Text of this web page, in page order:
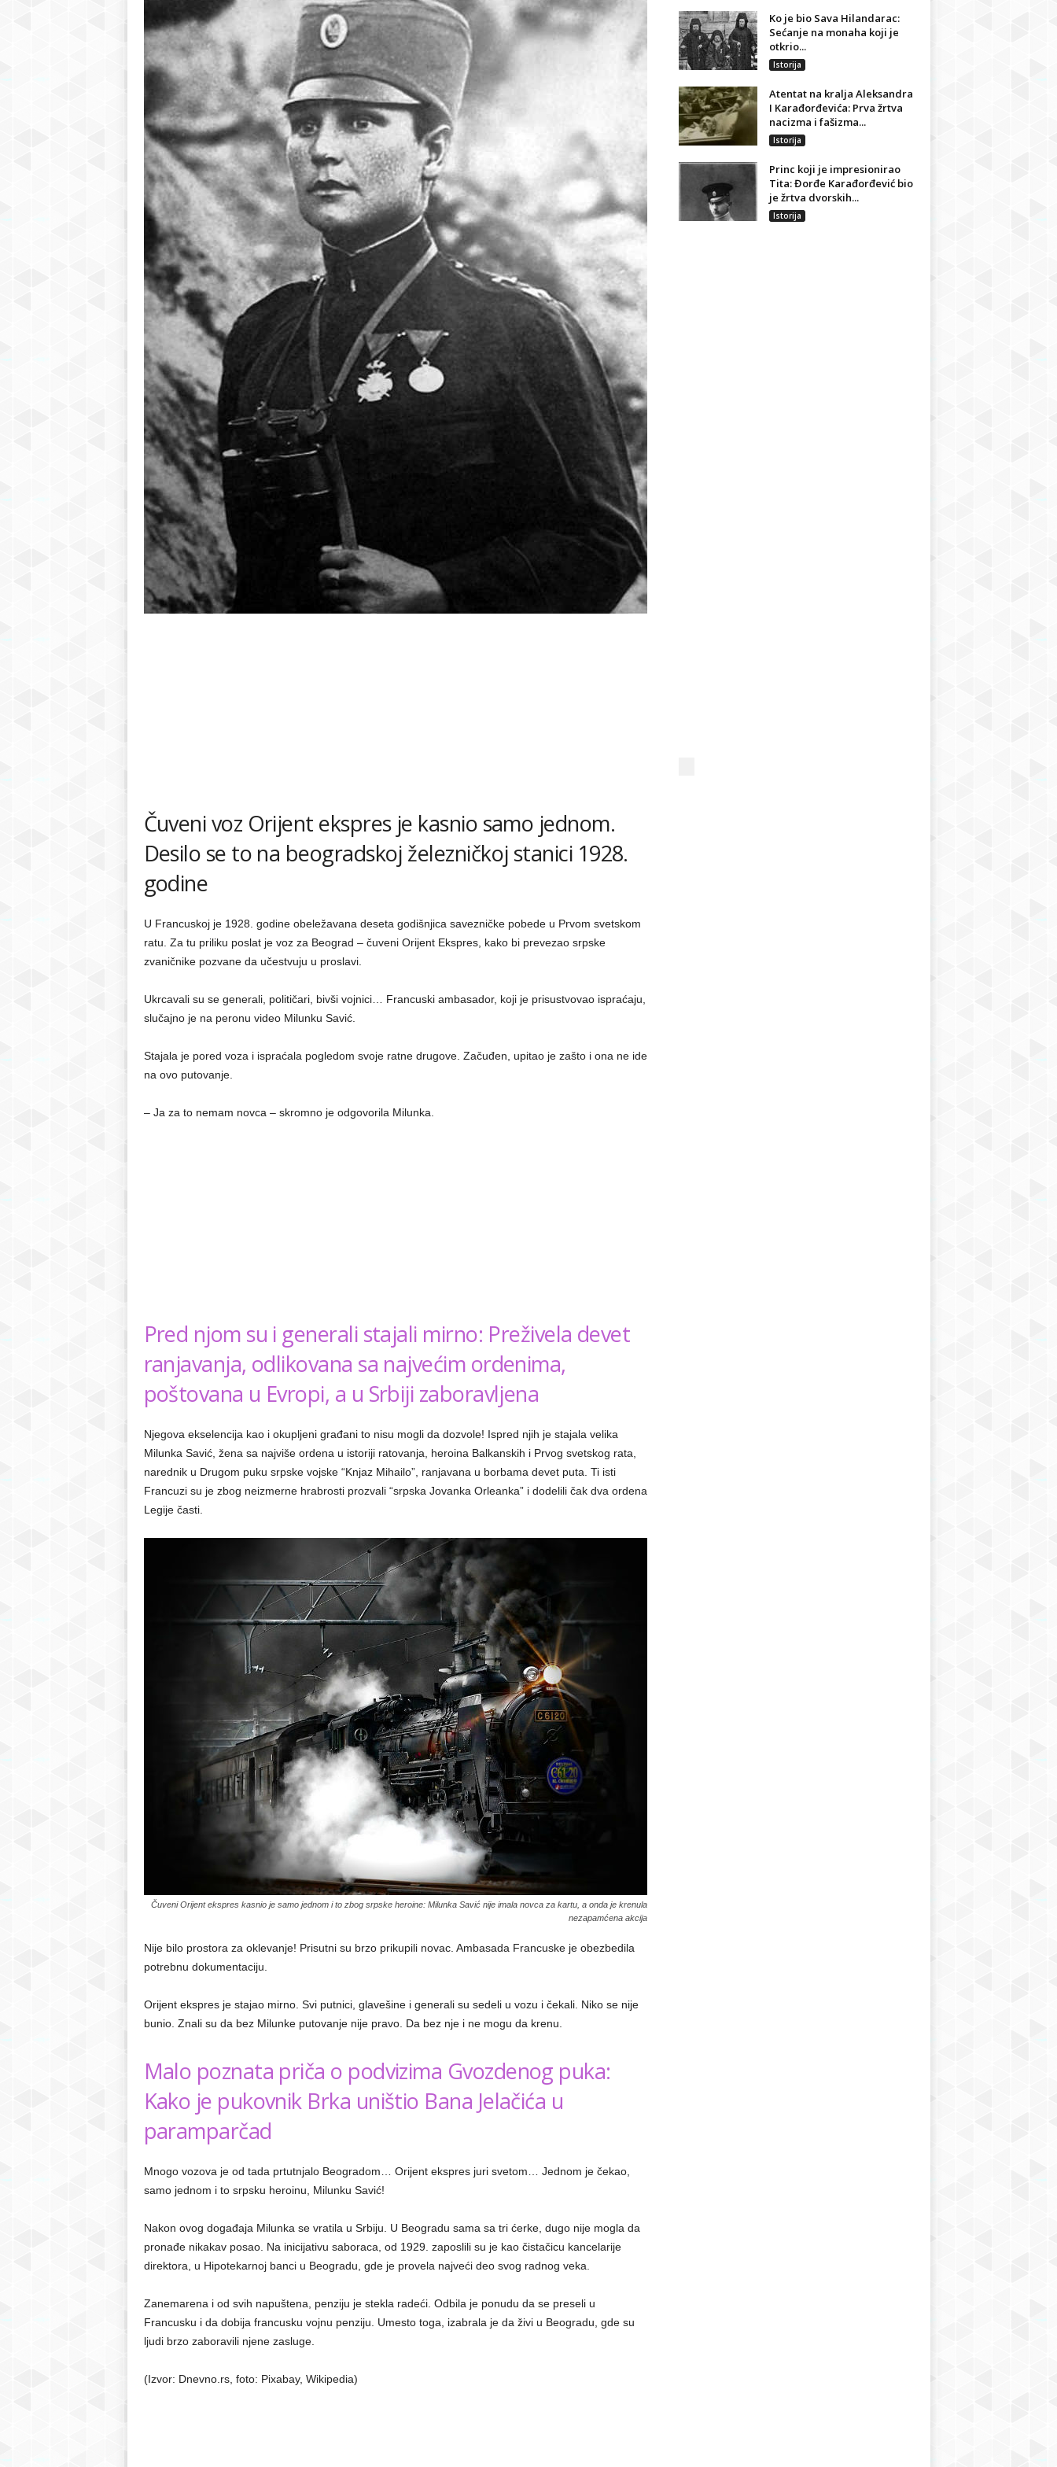
Čuveni voz Orijent ekspres je kasnio samo jednom.
Desilo se to na beogradskoj železničkoj stanici 1928.
godine
U Francuskoj je 1928. godine obeležavana deseta godišnjica savezničke pobede u Prvom svetskom
ratu. Za tu priliku poslat je voz za Beograd – čuveni Orijent Ekspres, kako bi prevezao srpske
zvaničnike pozvane da učestvuju u proslavi.
Ukrcavali su se generali, političari, bivši vojnici… Francuski ambasador, koji je prisustvovao ispraćaju,
slučajno je na peronu video Milunku Savić.
Stajala je pored voza i ispraćala pogledom svoje ratne drugove. Začuđen, upitao je zašto i ona ne ide
na ovo putovanje.
– Ja za to nemam novca – skromno je odgovorila Milunka.
Pred njom su i generali stajali mirno: Preživela devet
ranjavanja, odlikovana sa najvećim ordenima,
poštovana u Evropi, a u Srbiji zaboravljena
Njegova ekselencija kao i okupljeni građani to nisu mogli da dozvole! Ispred njih je stajala velika
Milunka Savić, žena sa najviše ordena u istoriji ratovanja, heroina Balkanskih i Prvog svetskog rata,
narednik u Drugom puku srpske vojske “Knjaz Mihailo”, ranjavana u borbama devet puta. Ti isti
Francuzi su je zbog neizmerne hrabrosti prozvali “srpska Jovanka Orleanka” i dodelili čak dva ordena
Legije časti.
Čuveni Orijent ekspres kasnio je samo jednom i to zbog srpske heroine: Milunka Savić nije imala novca za kartu, a onda je krenula
nezapamćena akcija
Nije bilo prostora za oklevanje! Prisutni su brzo prikupili novac. Ambasada Francuske je obezbedila
potrebnu dokumentaciju.
Orijent ekspres je stajao mirno. Svi putnici, glavešine i generali su sedeli u vozu i čekali. Niko se nije
bunio. Znali su da bez Milunke putovanje nije pravo. Da bez nje i ne mogu da krenu.
Malo poznata priča o podvizima Gvozdenog puka:
Kako je pukovnik Brka uništio Bana Jelačića u
paramparčad
Mnogo vozova je od tada prtutnjalo Beogradom… Orijent ekspres juri svetom… Jednom je čekao,
samo jednom i to srpsku heroinu, Milunku Savić!
Nakon ovog događaja Milunka se vratila u Srbiju. U Beogradu sama sa tri ćerke, dugo nije mogla da
pronađe nikakav posao. Na inicijativu saboraca, od 1929. zaposlili su je kao čistačicu kancelarije
direktora, u Hipotekarnoj banci u Beogradu, gde je provela najveći deo svog radnog veka.
Zanemarena i od svih napuštena, penziju je stekla radeći. Odbila je ponudu da se preseli u
Francusku i da dobija francusku vojnu penziju. Umesto toga, izabrala je da živi u Beogradu, gde su
ljudi brzo zaboravili njene zasluge.
(Izvor: Dnevno.rs, foto: Pixabay, Wikipedia)
Ko je bio Sava Hilandarac:
Sećanje na monaha koji je
otkrio...
Istorija
Atentat na kralja Aleksandra
I Karađorđevića: Prva žrtva
nacizma i fašizma...
Istorija
Princ koji je impresionirao
Tita: Đorđe Karađorđević bio
je žrtva dvorskih...
Istorija